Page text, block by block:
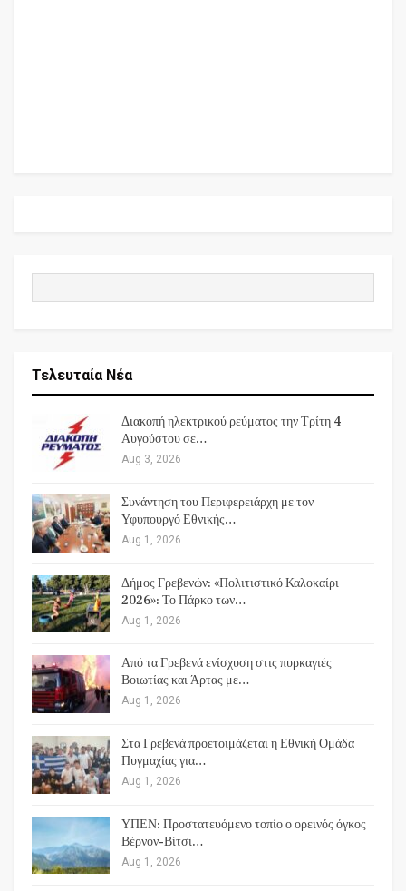
Τελευταία Νέα
Διακοπή ηλεκτρικού ρεύματος την Τρίτη 4
Αυγούστου σε…
Aug 3, 2026
Συνάντηση του Περιφερειάρχη με τον
Υφυπουργό Εθνικής…
Aug 1, 2026
Δήμος Γρεβενών: «Πολιτιστικό Καλοκαίρι
2026»: Το Πάρκο των…
Aug 1, 2026
Από τα Γρεβενά ενίσχυση στις πυρκαγιές
Βοιωτίας και Άρτας με…
Aug 1, 2026
Στα Γρεβενά προετοιμάζεται η Εθνική Ομάδα
Πυγμαχίας για…
Aug 1, 2026
ΥΠΕΝ: Προστατευόμενο τοπίο ο ορεινός όγκος
Βέρνον-Βίτσι…
Aug 1, 2026